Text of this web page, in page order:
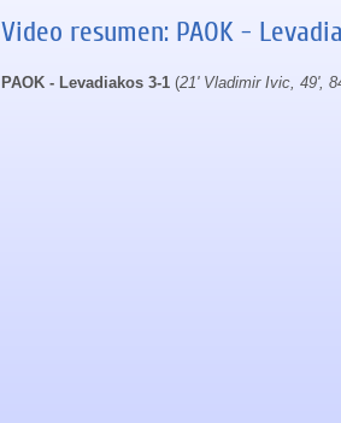
Video resumen: PAOK -
PAOK - Levadiakos 3-1 (21' Vladimir Ivic, 49',